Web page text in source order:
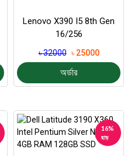
Lenovo X390 I5 8th Gen
16/256
৳ 32000 ৳ 25000
অর্ডার
16%
ছাড়